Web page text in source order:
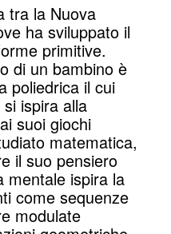
tra la Nuova
ha sviluppato il
primitive.
di un bambino è
poliedrica il cui
ispira alla
suoi giochi
matematica,
il suo pensiero
mentale ispira la
come sequenze
modulate